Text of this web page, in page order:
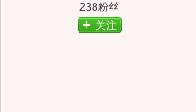
238粉丝
关注